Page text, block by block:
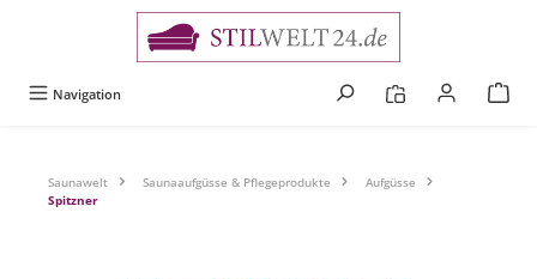
Navigation
Saunawelt Saunaaufgüsse & Pflegeprodukte
Aufgüsse
Spitzner